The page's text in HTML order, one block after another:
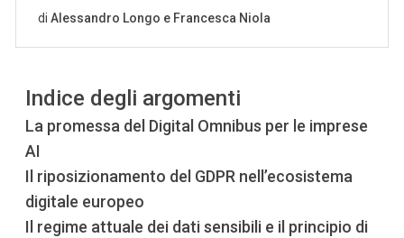
Indice degli argomenti
La promessa del Digital Omnibus per le imprese
AI
Il riposizionamento del GDPR nell’ecosistema
digitale europeo
Il regime attuale dei dati sensibili e il principio di